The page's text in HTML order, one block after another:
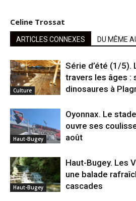
Celine Trossat
ARTICLES CONNEXES DU MÊME
Culture
Série d’été (1/5).
travers les âges :
dinosaures à
Haut-Bugey
Oyonnax. Le
ouvre ses
août
Haut-Bugey
Haut-Bugey. Les
une balade
cascades